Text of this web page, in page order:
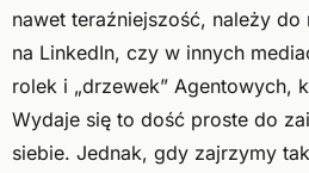
nawet teraźniejszość, należy
na LinkedIn, czy w innych
rolek i „drzewek” Agentowych,
Wydaje się to dość proste do
siebie. Jednak, gdy zajrzymy